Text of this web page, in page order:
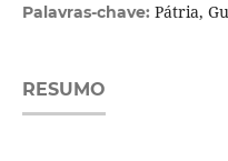
Palavras-chave: Pátria,
RESUMO